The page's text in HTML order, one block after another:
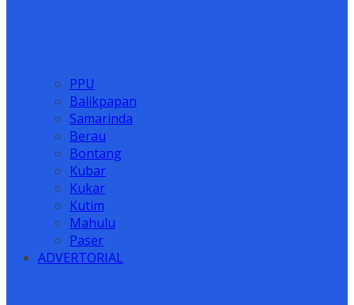
PPU
Balikpapan
Samarinda
Berau
Bontang
Kubar
Kukar
Kutim
Mahulu
Paser
ADVERTORIAL